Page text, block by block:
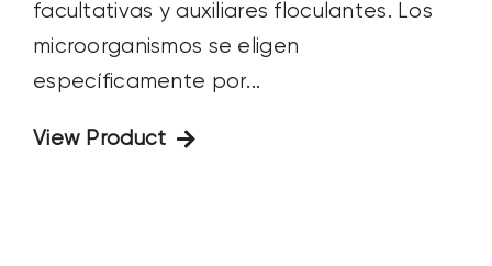
facultativas y auxiliares floculantes. Los
microorganismos se eligen
específicamente por...
View Product